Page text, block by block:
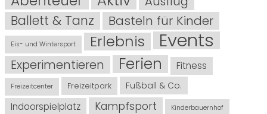
Ballett & Tanz Basteln für Kinder
Eis- und Wintersport Erlebnis Events
Experimentieren Ferien Fitness
Freizeitcenter Freizeitpark Fußball & Co.
Indoorspielplatz Kampfsport Kinderbauernhof